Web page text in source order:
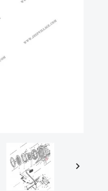
